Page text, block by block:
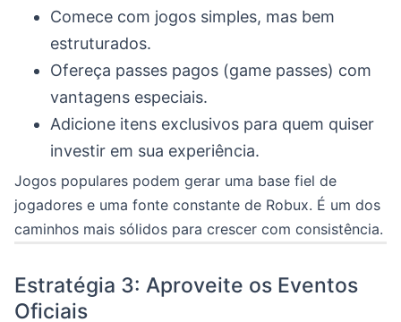
Comece com jogos simples, mas bem
estruturados.
Ofereça passes pagos (game passes) com
vantagens especiais.
Adicione itens exclusivos para quem quiser
investir em sua experiência.
Jogos populares podem gerar uma base fiel de
jogadores e uma fonte constante de Robux. É um dos
caminhos mais sólidos para crescer com consistência.
Estratégia 3: Aproveite os Eventos
Oficiais